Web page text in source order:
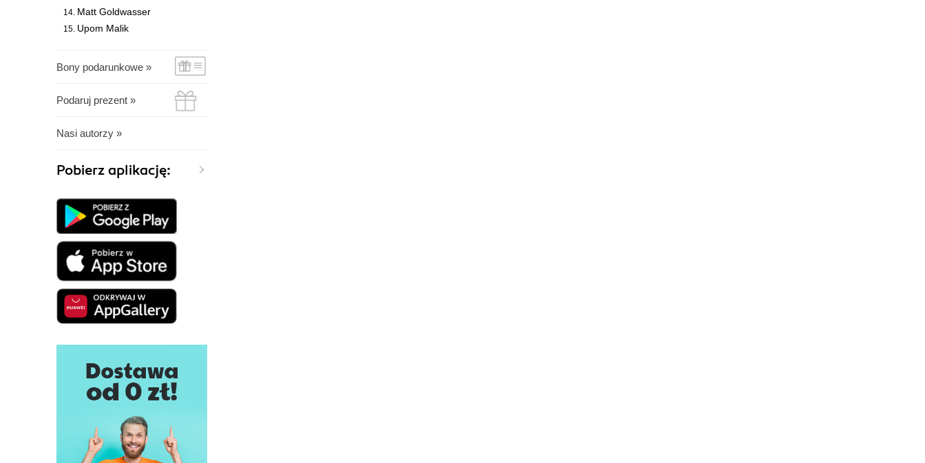
Matt Goldwasser
Upom Malik
Bony podarunkowe »
Podaruj prezent »
Nasi autorzy »
Pobierz aplikację: